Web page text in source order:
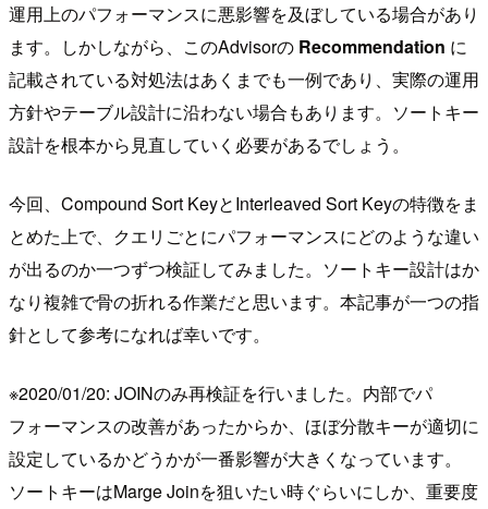
運用上のパフォーマンスに悪影響を及ぼしている場合があり
ます。しかしながら、このAdvisorの Recommendation に
記載されている対処法はあくまでも一例であり、実際の運用
方針やテーブル設計に沿わない場合もあります。ソートキー
設計を根本から見直していく必要があるでしょう。
今回、Compound Sort KeyとInterleaved Sort Keyの特徴をま
とめた上で、クエリごとにパフォーマンスにどのような違い
が出るのか一つずつ検証してみました。ソートキー設計はか
なり複雑で骨の折れる作業だと思います。本記事が一つの指
針として参考になれば幸いです。
※2020/01/20: JOINのみ再検証を行いました。内部でパ
フォーマンスの改善があったからか、ほぼ分散キーが適切に
設定しているかどうかが一番影響が大きくなっています。
ソートキーはMarge Joinを狙いたい時ぐらいにしか、重要度